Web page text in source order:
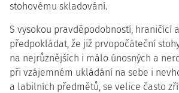
stohovému skladování.
S vysokou pravděpodobností, hraničící
předpokládat, že již prvopočáteční
na nejrůznějších i málo únosných a
při vzájemném ukládání na sebe i
a labilních předmětů, se velice často